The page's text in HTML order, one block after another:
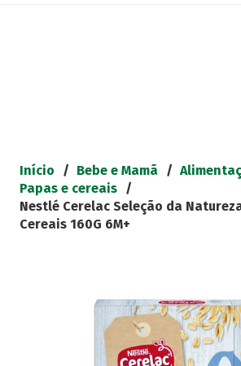
Início / Bebe e Mamã /
Papas e cereais /
Nestlé Cerelac Seleção da
Cereais 160G 6M+